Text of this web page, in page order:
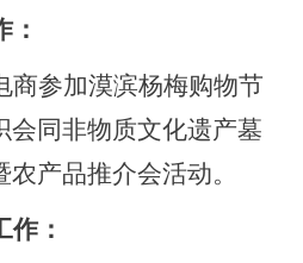
：
商参加漠滨杨梅购物节
会同非物质文化遗产墓
产品推介会活动。
作：